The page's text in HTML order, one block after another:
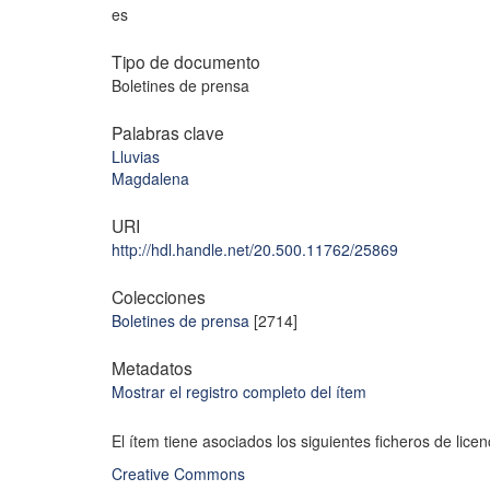
es
Tipo de documento
Boletines de prensa
Palabras clave
Lluvias
Magdalena
URI
http://hdl.handle.net/20.500.11762/25869
Colecciones
Boletines de prensa [2714]
Metadatos
Mostrar el registro completo del ítem
El ítem tiene asociados los siguientes ficheros de
Creative Commons